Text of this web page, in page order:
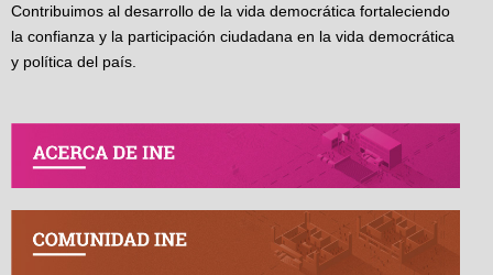
Contribuimos al desarrollo de la vida democrática fortaleciendo
la confianza y la participación ciudadana en la vida democrática
y política del país.